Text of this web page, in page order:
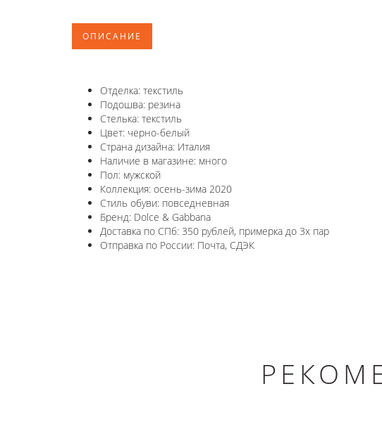
ОПИСАНИЕ
Отделка: текстиль
Подошва: резина
Стелька: текстиль
Цвет: черно-белый
Страна дизайна: Италия
Наличие в магазине: много
Пол: мужской
Коллекция: осень-зима 2020
Стиль обуви: повседневная
Бренд: Dolce & Gabbana
Доставка по СПб: 350 рублей, примерка до 3х пар
Отправка по России: Почта, СДЭК